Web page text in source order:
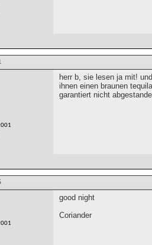
herr b, sie lesen ja mit!
ihnen einen braunen
garantiert nicht
good night
Coriander